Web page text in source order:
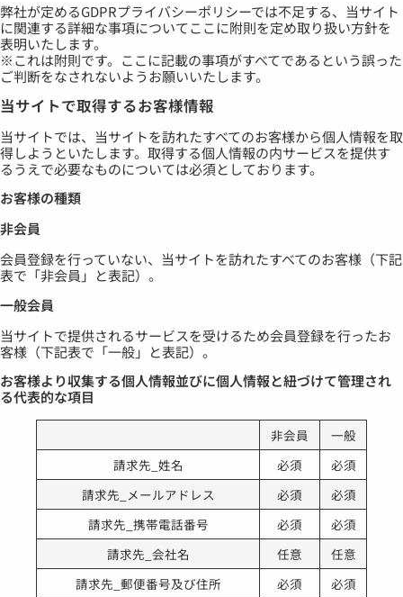
弊社が定めるGDPRプライバシーポリシーでは不足する、当サイト
に関連する詳細な事項についてここに附則を定め取り扱い方針を
表明いたします。
※これは附則です。ここに記載の事項がすべてであるという誤った
ご判断をなされないようお願いいたします。
当サイトで取得するお客様情報
当サイトでは、当サイトを訪れたすべてのお客様から個人情報を取
得しようといたします。取得する個人情報の内サービスを提供す
るうえで必要なものについては必須としております。
お客様の種類
非会員
会員登録を行っていない、当サイトを訪れたすべてのお客様（下記
表で「非会員」と表記）。
一般会員
当サイトで提供されるサービスを受けるため会員登録を行ったお
客様（下記表で「一般」と表記）。
お客様より収集する個人情報並びに個人情報と紐づけて管理され
る代表的な項目
非会員
一般
請求先_姓名
必須
必須
請求先_メールアドレス
必須
必須
請求先_携帯電話番号
必須
必須
請求先_会社名
任意
任意
請求先_郵便番号及び住所
必須
必須